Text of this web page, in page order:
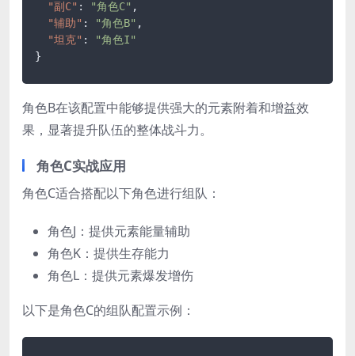
"副C" : "角色C" ,
"辅助" : "角色B" ,
"坦克" :
"角色I"
}
角色B在该配置中能够提供强大的元素附着和增益效
果，显著提升队伍的整体战斗力。
角色C实战应用
角色C适合搭配以下角色进行组队：
角色J：提供元素能量辅助
角色K：提供生存能力
角色L：提供元素爆发增伤
以下是角色C的组队配置示例：